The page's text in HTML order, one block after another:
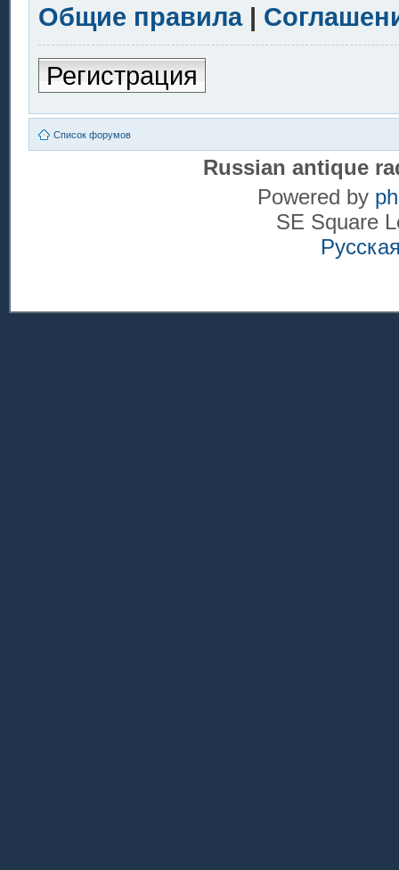
Общие правила|
Регистрация
Список форумов
Russian antique
Powered by
SE Square